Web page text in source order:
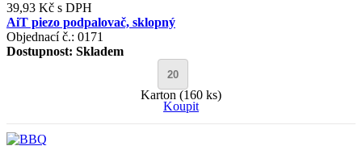
39,93 Kč s DPH
AiT piezo podpalovač, sklopný
Objednací č.: 0171
Dostupnost: Skladem
Karton (160 ks)
Koupit